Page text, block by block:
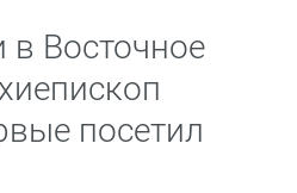
в Восточное
посетил